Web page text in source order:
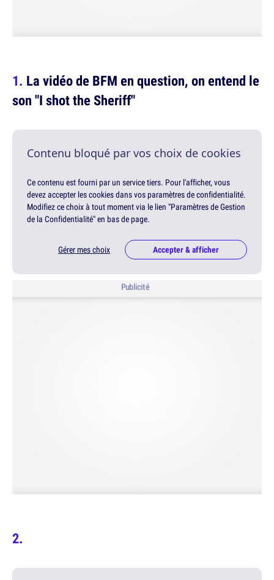
La vidéo de BFM en question, on entend le
son "I shot the Sheriff"
Contenu bloqué par vos choix de cookies
Ce contenu est fourni par un service tiers. Pour l'afficher, vous
devez accepter les cookies dans vos paramètres de confidentialité.
Modifiez ce choix à tout moment via le lien "Paramètres de Gestion
de la Confidentialité" en bas de page.
Gérer mes choix Accepter & afficher
Publicité